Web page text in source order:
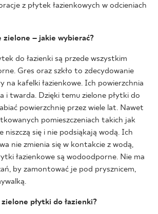
z płytek łazienkowych w odcieniach
zielone – jakie wybierać?
do łazienki są przede wszystkim
Gres oraz szkło to zdecydowanie
na kafelki łazienkowe. Ich powierzchnia
i twarda. Dzięki temu zielone płytki do
powierzchnię przez wiele lat. Nawet
pomieszczeniach takich jak
niszczą się i nie podsiąkają wodą. Ich
nie zmienia się w kontakcie z wodą,
łazienkowe są wodoodporne. Nie ma
by zamontować je pod prysznicem,
płytki do łazienki?